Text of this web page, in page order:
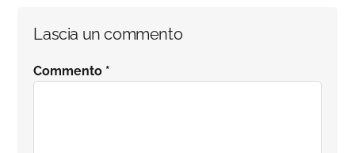
Interazioni
del
Lascia un commento
Commento *